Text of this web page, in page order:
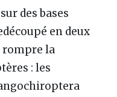
des bases
en deux
rompre la
: les